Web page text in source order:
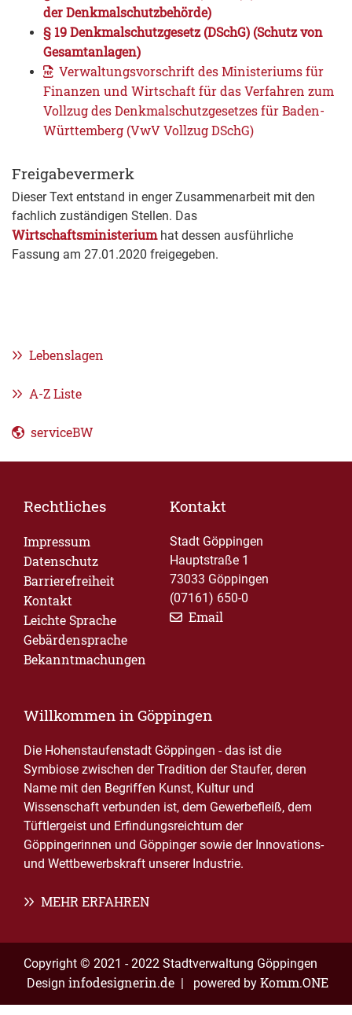
der Denkmalschutzbehörde)
§ 19 Denkmalschutzgesetz (DSchG) (Schutz von
Gesamtanlagen)
Verwaltungsvorschrift des Ministeriums für
Finanzen und Wirtschaft für das Verfahren zum
Vollzug des Denkmalschutzgesetzes für Baden-
Württemberg (VwV Vollzug DSchG)
Freigabevermerk
Dieser Text entstand in enger Zusammenarbeit mit den
fachlich zuständigen Stellen. Das
Wirtschaftsministeriumhat dessen ausführliche
Fassung am 27.01.2020 freigegeben.
Lebenslagen
A-Z Liste
serviceBW
Rechtliches
Impressum
Datenschutz
Barrierefreiheit
Kontakt
Leichte Sprache
Gebärdensprache
Bekanntmachungen
Kontakt
Stadt Göppingen
Hauptstraße 1
73033 Göppingen
(07161) 650-0
Email
Willkommen in Göppingen
Die Hohenstaufenstadt Göppingen - das ist die
Symbiose zwischen der Tradition der Staufer, deren
Name mit den Begriffen Kunst, Kultur und
Wissenschaft verbunden ist, dem Gewerbefleiß, dem
Tüftlergeist und Erfindungsreichtum der
Göppingerinnen und Göppinger sowie der Innovations-
und Wettbewerbskraft unserer Industrie.
MEHR ERFAHREN
Copyright © 2021 - 2022 Stadtverwaltung Göppingen
Design infodesignerin.de | powered by Komm.ONE